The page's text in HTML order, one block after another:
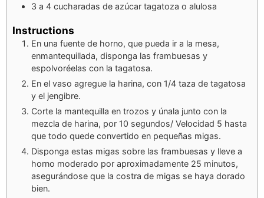
3 a 4 cucharadas de azúcar tagatoza o alulosa
Instructions
En una fuente de horno, que pueda ir a la mesa,
enmantequillada, disponga las frambuesas y
espolvoréelas con la tagatosa.
En el vaso agregue la harina, con 1/4 taza de tagatosa
y el jengibre.
Corte la mantequilla en trozos y únala junto con la
mezcla de harina, por 10 segundos/ Velocidad 5 hasta
que todo quede convertido en pequeñas migas.
Disponga estas migas sobre las frambuesas y lleve a
horno moderado por aproximadamente 25 minutos,
asegurándose que la costra de migas se haya dorado
bien.